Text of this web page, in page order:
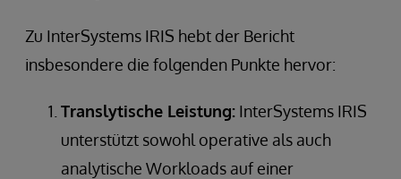
Zu InterSystems IRIS hebt der Bericht
insbesondere die folgenden Punkte hervor:
Translytische Leistung: InterSystems IRIS
unterstützt sowohl operative als auch
analytische Workloads auf einer